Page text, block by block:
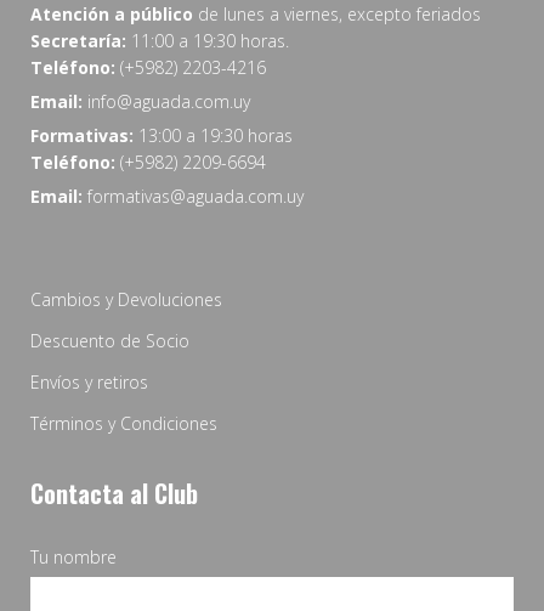
Atención a público de lunes a viernes, excepto feriados
Secretaría: 11:00 a 19:30 horas.
Teléfono: (+5982) 2203-4216
Email: info@aguada.com.uy
Formativas: 13:00 a 19:30 horas
Teléfono: (+5982) 2209-6694
Email: formativas@aguada.com.uy
Cambios y Devoluciones
Descuento de Socio
Envíos y retiros
Términos y Condiciones
Contacta al Club
Tu nombre